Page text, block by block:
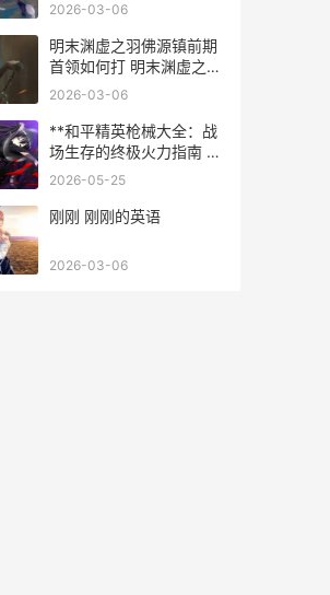
2026-03-06
明末渊虚之羽佛源镇前期
首领如何打 明末渊虚之羽
佛像在哪
2026-03-06
**和平精英枪械大全：战
场生存的终极火力指南 副
标题：从入门到精通的枪
2026-05-25
刚刚 刚刚的英语
2026-03-06